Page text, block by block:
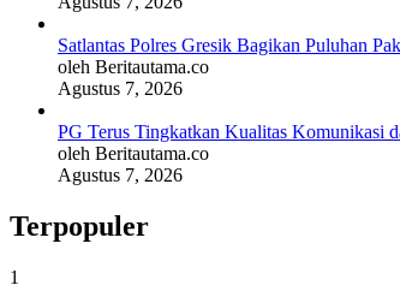
Satlantas Polres Gresik Bagikan Puluhan
oleh Beritautama.co
Agustus 7, 2026
PG Terus Tingkatkan Kualitas Komunikasi
oleh Beritautama.co
Agustus 7, 2026
Terpopuler
1